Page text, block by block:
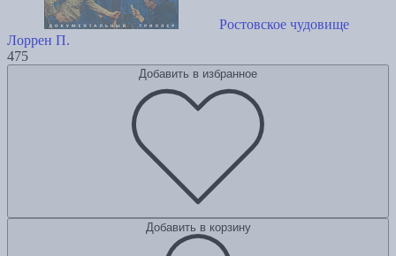
Ростовское чудовище
Лоррен П.
475
Добавить в избранное
Добавить в корзину